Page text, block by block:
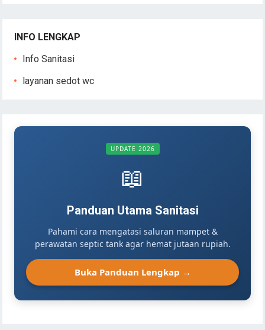
INFO LENGKAP
Info Sanitasi
layanan sedot wc
UPDATE 2026
📖
Panduan Utama Sanitasi
Pahami cara mengatasi saluran mampet &
perawatan septic tank agar hemat jutaan rupiah.
Buka Panduan Lengkap →